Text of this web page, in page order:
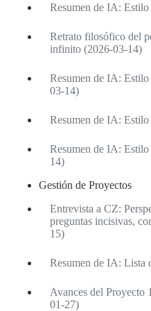
Resumen de IA:
Retrato filosófico del
infinito (2026-03-14)
Resumen de IA:
03-14)
Resumen de IA:
Resumen de IA:
14)
Gestión de Proyectos
Entrevista a CZ:
preguntas incisivas,
15)
Resumen de IA: Lista
Avances del Proyecto
01-27)